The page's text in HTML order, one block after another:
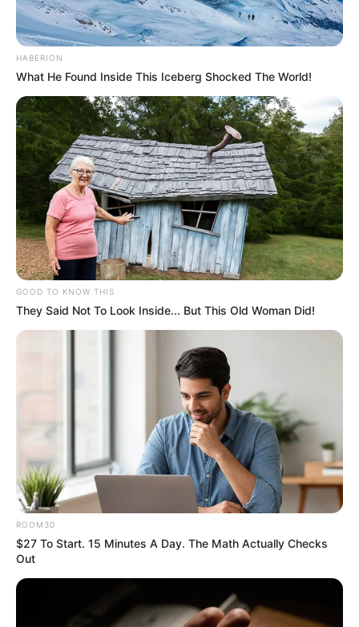
HABERION
What He Found Inside This Iceberg Shocked The World!
GOOD TO KNOW THIS
They Said Not To Look Inside... But This Old Woman Did!
ROOM30
$27 To Start. 15 Minutes A Day. The Math Actually Checks
Out